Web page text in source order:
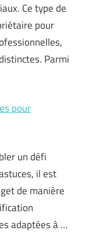
Ce type de
pour
Parmi
pour
un défi
il est
de manière
adaptées à …